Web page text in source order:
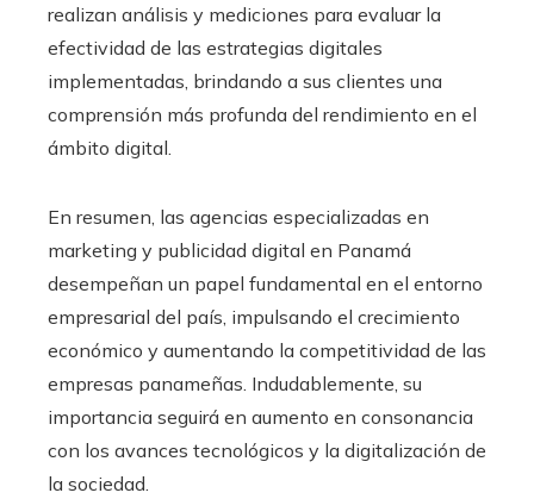
realizan análisis y mediciones para evaluar la
efectividad de las estrategias digitales
implementadas, brindando a sus clientes una
comprensión más profunda del rendimiento en el
ámbito digital.
En resumen, las agencias especializadas en
marketing y publicidad digital en Panamá
desempeñan un papel fundamental en el entorno
empresarial del país, impulsando el crecimiento
económico y aumentando la competitividad de las
empresas panameñas. Indudablemente, su
importancia seguirá en aumento en consonancia
con los avances tecnológicos y la digitalización de
la sociedad.